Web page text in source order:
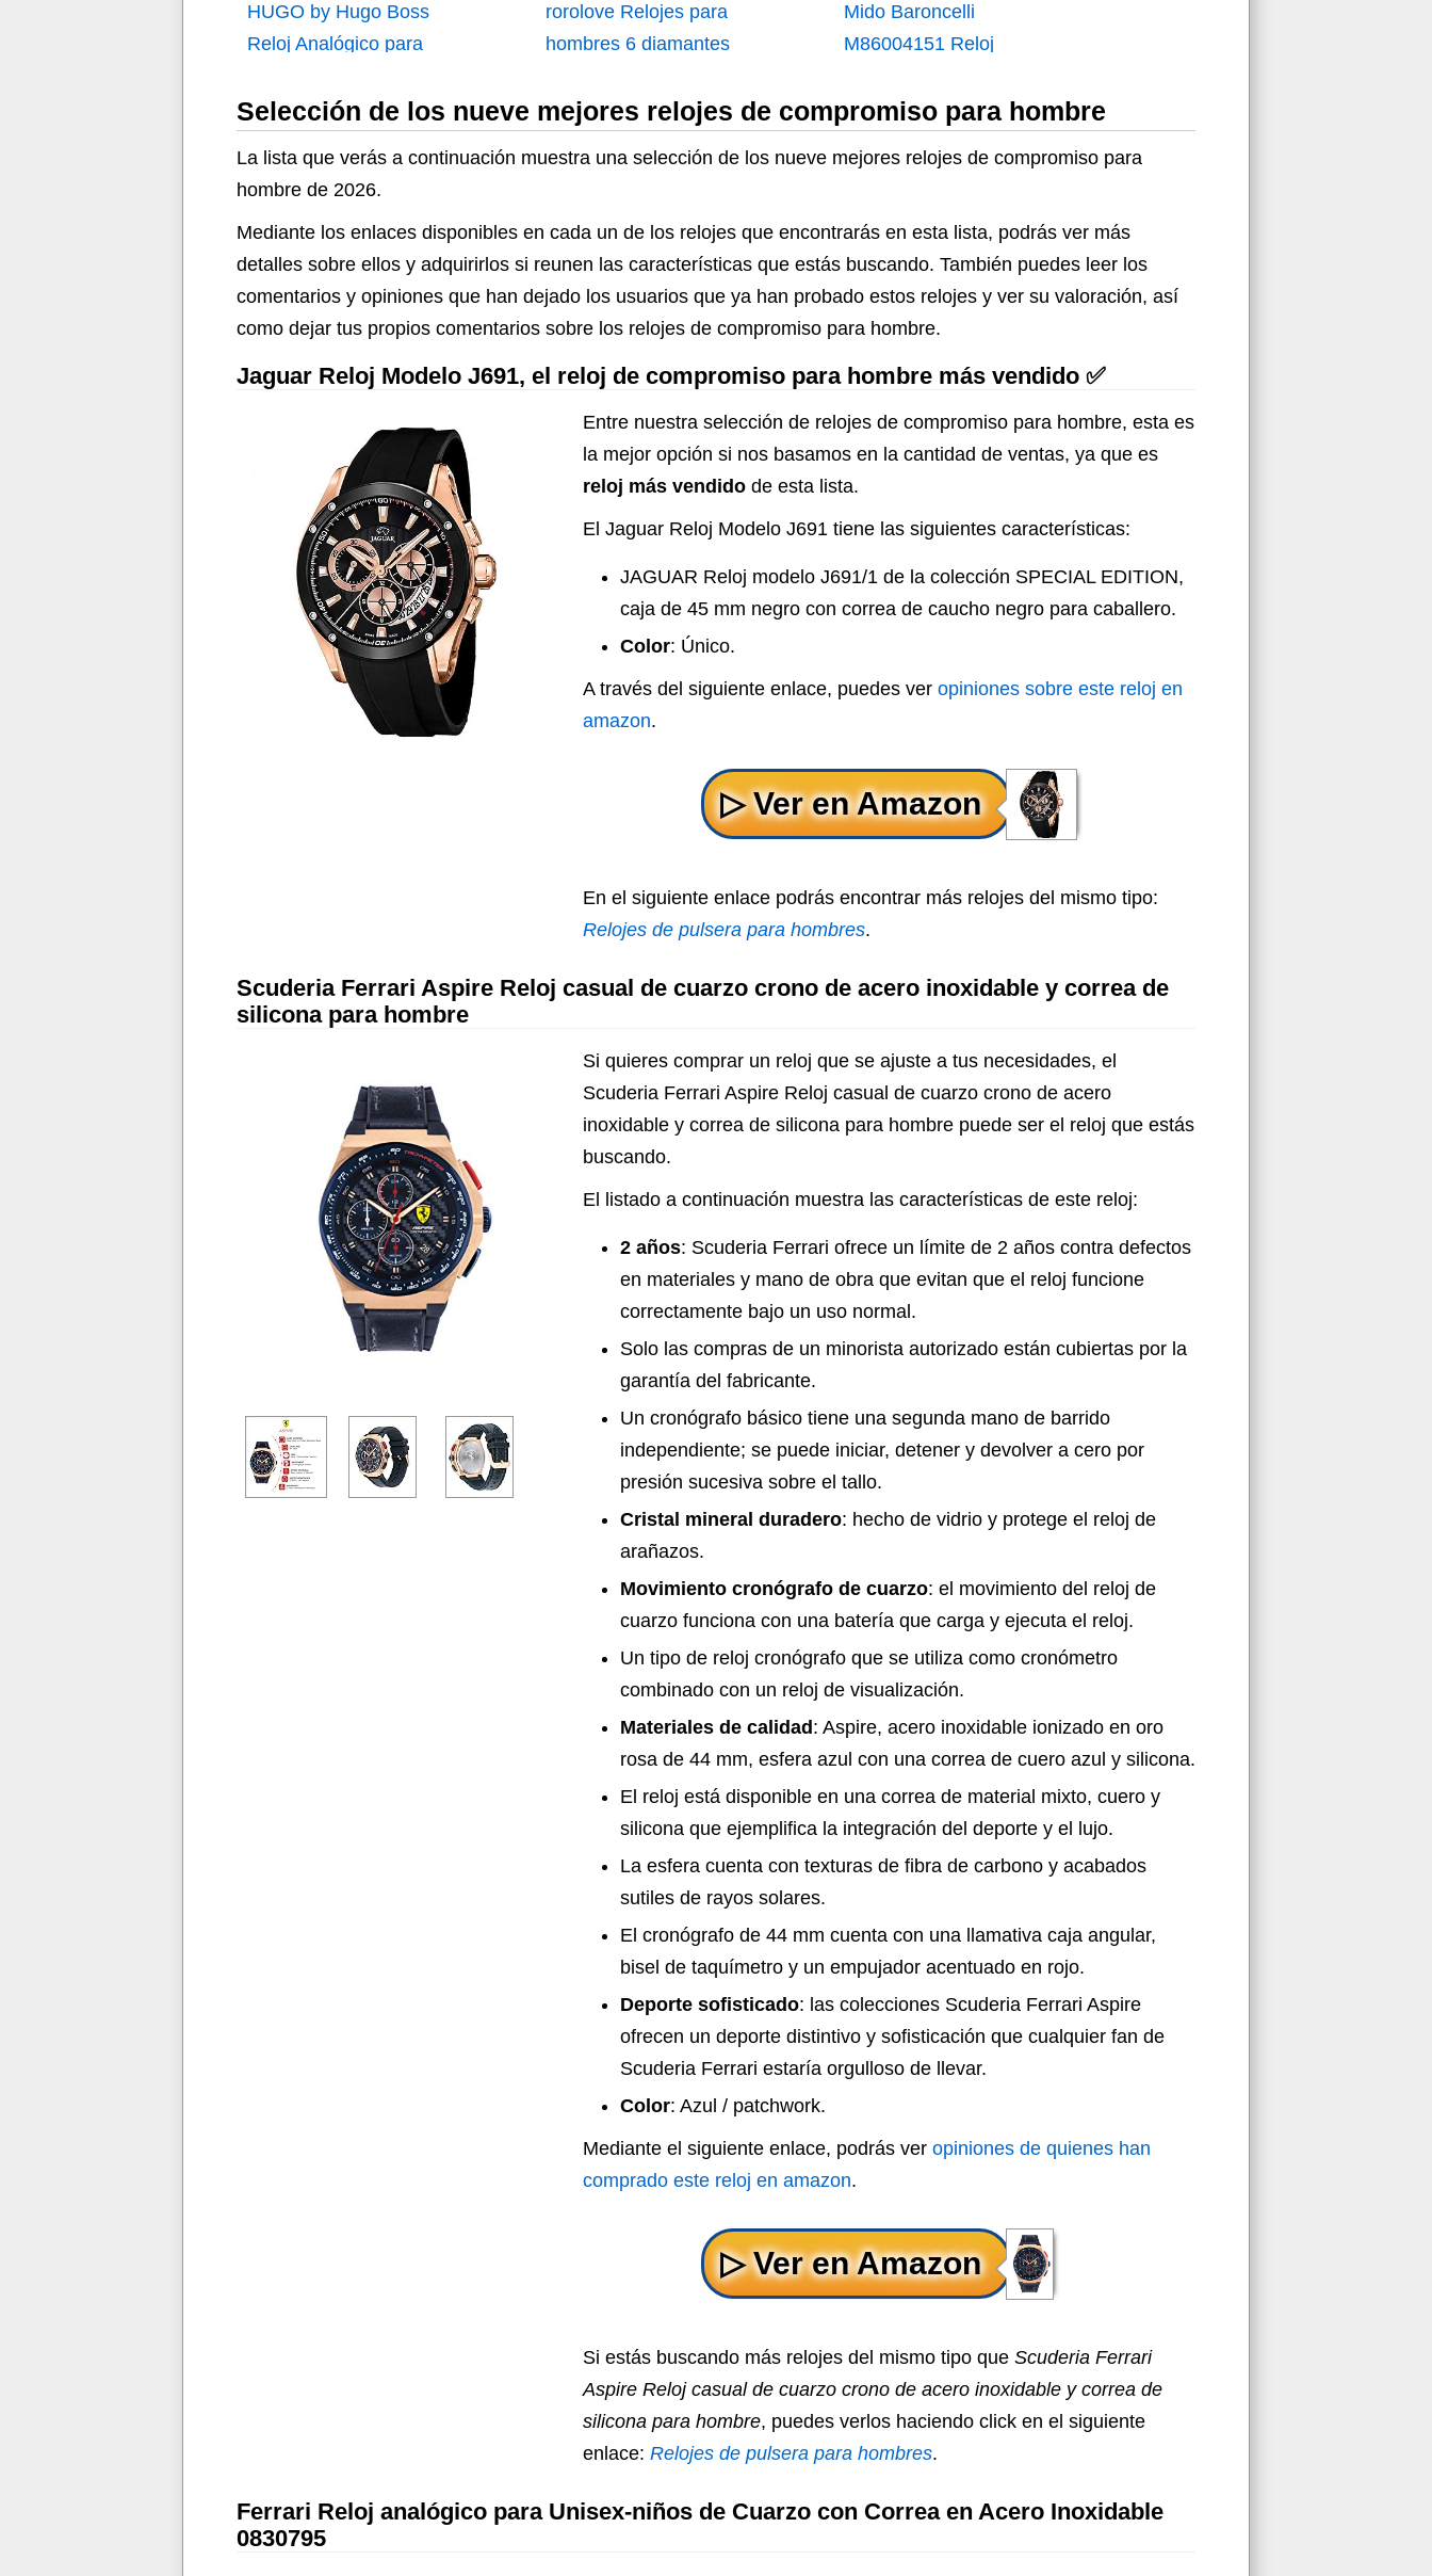
HUGO by Hugo Boss
Reloj Analógico para
con Correa en Acero
rorolove Relojes para
hombres 6 diamantes
patrón de cocodrilo
citas joyería para
hombres
Mido Baroncelli
M86004151 Reloj
hombres
Selección de los nueve mejores relojes de compromiso para hombre
La lista que verás a continuación muestra una selección de los nueve mejores relojes de compromiso para
hombre de 2026.
Mediante los enlaces disponibles en cada un de los relojes que encontrarás en esta lista, podrás ver más
detalles sobre ellos y adquirirlos si reunen las características que estás buscando. También puedes leer los
comentarios y opiniones que han dejado los usuarios que ya han probado estos relojes y ver su valoración, así
como dejar tus propios comentarios sobre los relojes de compromiso para hombre.
Jaguar Reloj Modelo J691, el reloj de compromiso para hombre más vendido ✅
Entre nuestra selección de relojes de compromiso para hombre, esta es
la mejor opción si nos basamos en la cantidad de ventas, ya que es
reloj más vendido de esta lista.
El Jaguar Reloj Modelo J691 tiene las siguientes características:
JAGUAR Reloj modelo J691/1 de la colección SPECIAL EDITION,
caja de 45 mm negro con correa de caucho negro para caballero.
Color: Único.
A través del siguiente enlace, puedes ver opiniones sobre este reloj en
amazon.
En el siguiente enlace podrás encontrar más relojes del mismo tipo:
Relojes de pulsera para hombres.
Scuderia Ferrari Aspire Reloj casual de cuarzo crono de acero inoxidable y correa de
silicona para hombre
Si quieres comprar un reloj que se ajuste a tus necesidades, el
Scuderia Ferrari Aspire Reloj casual de cuarzo crono de acero
inoxidable y correa de silicona para hombre puede ser el reloj que estás
buscando.
El listado a continuación muestra las características de este reloj:
2 años: Scuderia Ferrari ofrece un límite de 2 años contra defectos
en materiales y mano de obra que evitan que el reloj funcione
correctamente bajo un uso normal.
Solo las compras de un minorista autorizado están cubiertas por la
garantía del fabricante.
Un cronógrafo básico tiene una segunda mano de barrido
independiente; se puede iniciar, detener y devolver a cero por
presión sucesiva sobre el tallo.
Cristal mineral duradero: hecho de vidrio y protege el reloj de
arañazos.
Movimiento cronógrafo de cuarzo: el movimiento del reloj de
cuarzo funciona con una batería que carga y ejecuta el reloj.
Un tipo de reloj cronógrafo que se utiliza como cronómetro
combinado con un reloj de visualización.
Materiales de calidad : Aspire, acero inoxidable ionizado en oro
rosa de 44 mm, esfera azul con una correa de cuero azul y silicona.
El reloj está disponible en una correa de material mixto, cuero y
silicona que ejemplifica la integración del deporte y el lujo.
La esfera cuenta con texturas de fibra de carbono y acabados
sutiles de rayos solares.
El cronógrafo de 44 mm cuenta con una llamativa caja angular,
bisel de taquímetro y un empujador acentuado en rojo.
Deporte sofisticado: las colecciones Scuderia Ferrari Aspire
ofrecen un deporte distintivo y sofisticación que cualquier fan de
Scuderia Ferrari estaría orgulloso de llevar.
Color: Azul / patchwork.
Mediante el siguiente enlace, podrás ver opiniones de quienes han
comprado este reloj en amazon.
Si estás buscando más relojes del mismo tipo que Scuderia Ferrari
Aspire Reloj casual de cuarzo crono de acero inoxidable y correa de
silicona para hombre, puedes verlos haciendo click en el siguiente
enlace: Relojes de pulsera para hombres.
Ferrari Reloj analógico para Unisex-niños de Cuarzo con Correa en Acero Inoxidable
0830795